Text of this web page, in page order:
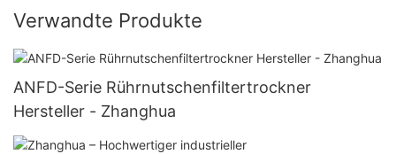
Verwandte Produkte
ANFD-Serie Rührnutschenfiltertrockner
Hersteller - Zhanghua